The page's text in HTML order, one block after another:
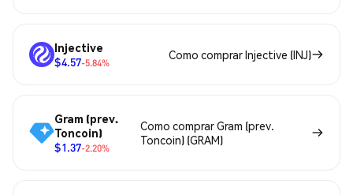
Injective
$4.57-5.84%
Como comprar Injective (INJ)
Gram (prev.
Toncoin)
$1.37-2.20%
Como comprar Gram (prev.
Toncoin) (GRAM)